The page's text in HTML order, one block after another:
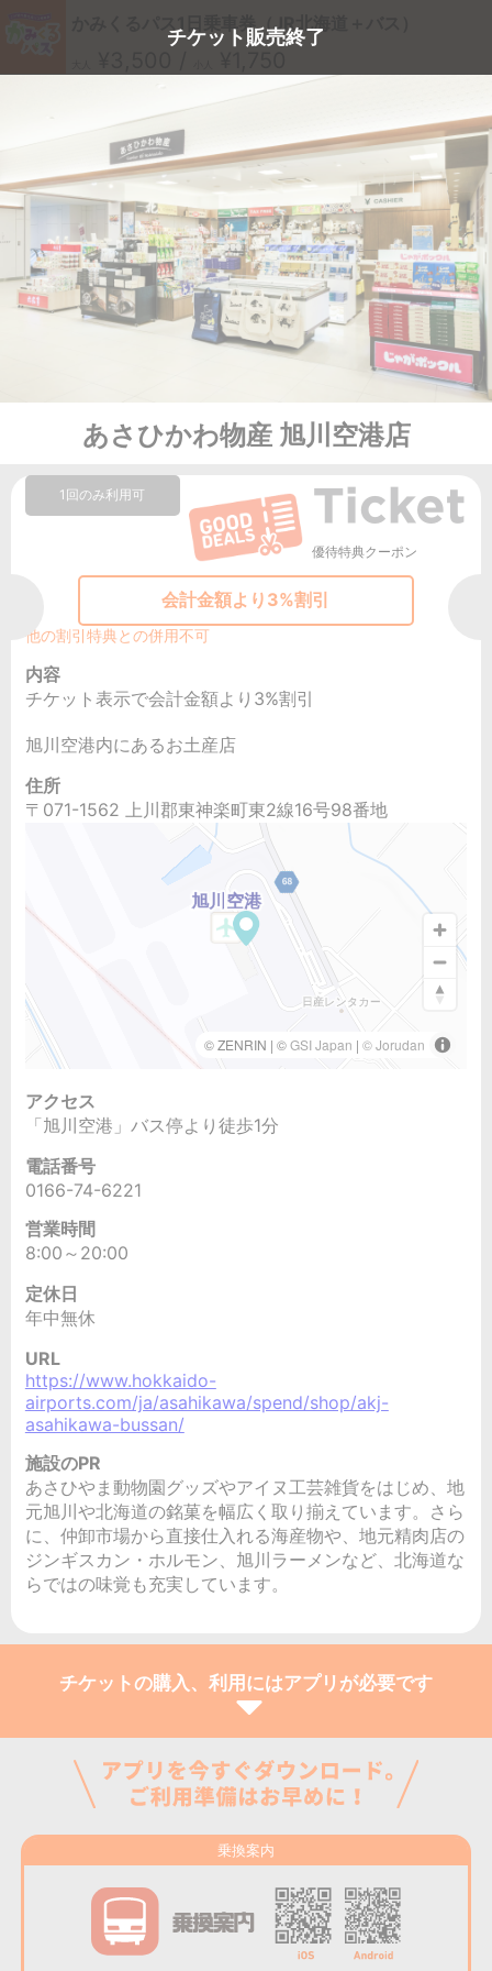
チケット販売終了
かみくるパス1日乗車券（JR北海道＋バス）
あさひかわ物産 旭川空港店
1回のみ利用可
優待特典クーポン
会計金額より3%割引
他の割引特典との併用不可
内容
チケット表示で会計金額より3%割引
旭川空港内にあるお土産店
住所
〒071-1562 上川郡東神楽町東2線16号98番地
アクセス
「旭川空港」バス停より徒歩1分
電話番号
0166-74-6221
営業時間
8:00～20:00
定休日
年中無休
URL
https://www.hokkaido-
airports.com/ja/asahikawa/spend/shop/akj-
asahikawa-bussan/
施設のPR
あさひやま動物園グッズやアイヌ工芸雑貨をはじめ、地
元旭川や北海道の銘菓を幅広く取り揃えています。さら
に、仲卸市場から直接仕入れる海産物や、地元精肉店の
ジンギスカン・ホルモン、旭川ラーメンなど、北海道な
らではの味覚も充実しています。
チケットの購入、利用にはアプリが必要です
乗換案内